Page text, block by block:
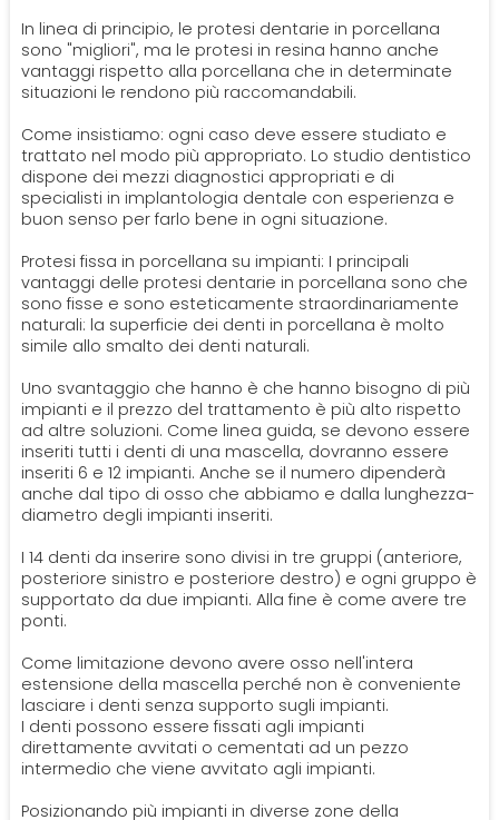
In linea di principio, le protesi dentarie in porcellana
sono "migliori", ma le protesi in resina hanno anche
vantaggi rispetto alla porcellana che in determinate
situazioni le rendono più raccomandabili.
Come insistiamo: ogni caso deve essere studiato e
trattato nel modo più appropriato. Lo studio dentistico
dispone dei mezzi diagnostici appropriati e di
specialisti in implantologia dentale con esperienza e
buon senso per farlo bene in ogni situazione.
Protesi fissa in porcellana su impianti: I principali
vantaggi delle protesi dentarie in porcellana sono che
sono fisse e sono esteticamente straordinariamente
naturali: la superficie dei denti in porcellana è molto
simile allo smalto dei denti naturali.
Uno svantaggio che hanno è che hanno bisogno di più
impianti e il prezzo del trattamento è più alto rispetto
ad altre soluzioni. Come linea guida, se devono essere
inseriti tutti i denti di una mascella, dovranno essere
inseriti 6 e 12 impianti. Anche se il numero dipenderà
anche dal tipo di osso che abbiamo e dalla lunghezza-
diametro degli impianti inseriti.
I 14 denti da inserire sono divisi in tre gruppi (anteriore,
posteriore sinistro e posteriore destro) e ogni gruppo è
supportato da due impianti. Alla fine è come avere tre
ponti.
Come limitazione devono avere osso nell'intera
estensione della mascella perché non è conveniente
lasciare i denti senza supporto sugli impianti.
I denti possono essere fissati agli impianti
direttamente avvitati o cementati ad un pezzo
intermedio che viene avvitato agli impianti.
Posizionando più impianti in diverse zone della